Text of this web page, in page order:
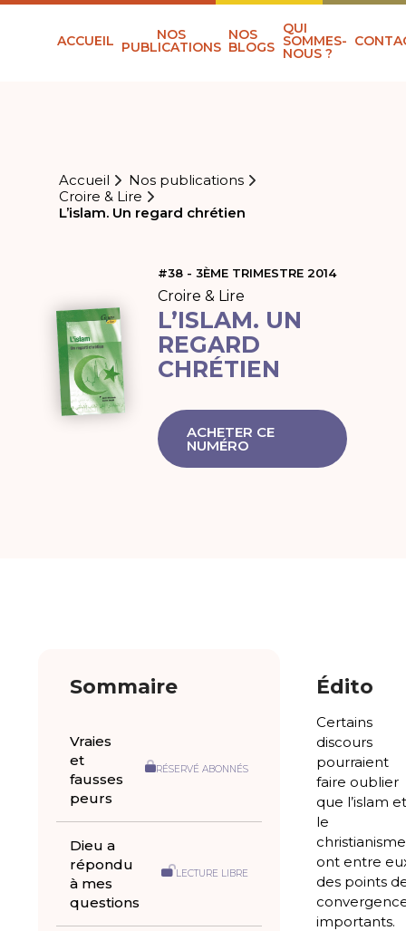
ACCUEIL NOS
PUBLICATIONS
NOS
BLOGS
QUI
SOMMES-
NOUS ?
Accueil
Nos publications
Croire & Lire
L’islam. Un regard chrétien
#38 - 3ÈME TRIMESTRE 2014
Croire & Lire
L’ISLAM. UN
REGARD
CHRÉTIEN
ACHETER CE
NUMÉRO
Sommaire
Vraies
et
fausses
peurs
RÉSERVÉ ABONNÉS
Dieu a
répondu
à mes
questions
LECTURE LIBRE
Édito
Certains
discours
pourraient
faire oublier
que l’islam
le
christianisme
ont entre
des points
importants.